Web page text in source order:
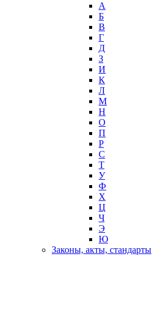
А
Б
В
Г
Д
З
И
К
Л
М
Н
О
П
Р
С
Т
У
Ф
Х
Ц
Ч
Э
Ю
Законы, акты, стандарты